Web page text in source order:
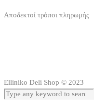
Αποδεκτοί τρόποι πληρωμής
Elliniko Deli Shop © 2023